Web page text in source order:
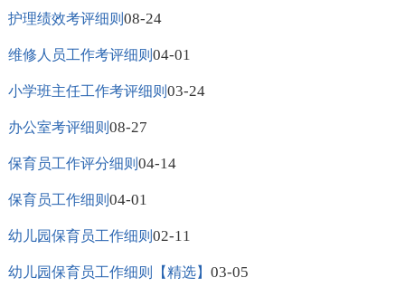
护理绩效考评细则 08-24
维修人员工作考评细则 04-01
小学班主任工作考评细则 03-24
办公室考评细则 08-27
保育员工作评分细则 04-14
保育员工作细则 04-01
幼儿园保育员工作细则 02-11
幼儿园保育员工作细则【精选】 03-05